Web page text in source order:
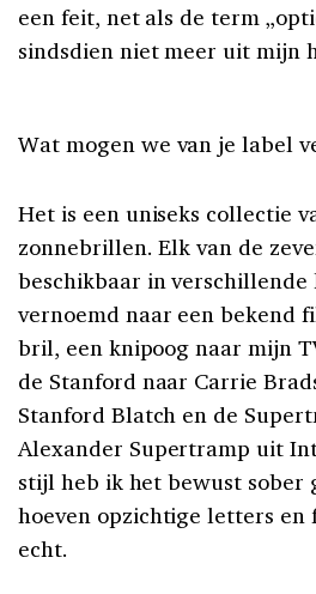
een feit, net als de term
sindsdien niet meer uit mijn
Wat mogen we van je label
Het is een uniseks collectie
zonnebrillen. Elk van de
beschikbaar in verschillende
vernoemd naar een bekend
bril, een knipoog naar mijn
de Stanford naar Carrie
Stanford Blatch en de
Alexander Supertramp uit
stijl heb ik het bewust sober
hoeven opzichtige letters en
echt.